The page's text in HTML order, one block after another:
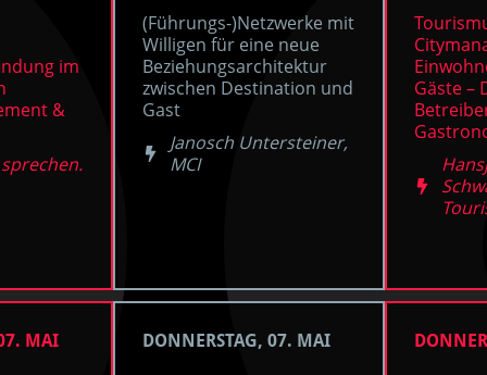
im
&
MAI
(Führungs-)Netzwerke mit
Willigen für eine neue
Beziehungsarchitektur
zwischen Destination und
Gast
Janosch Untersteiner,
MCI
DONNERSTAG, 07. MAI
Gäste –